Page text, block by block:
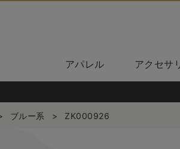
アパレル アクセサ
ブルー系 > ZK000926